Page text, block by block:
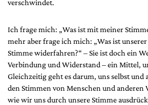
Redaktion
Autor:innen
Partner
Mediadaten
Suche
verschwindet.
Ich frage mich: „Was ist mit meiner
mehr aber frage ich mich: „Was ist
Stimme widerfahren?“ – Sie ist doch ein
Verbindung und Widerstand – ein Mittel,
Gleichzeitig geht es darum, uns selbst und
den Stimmen von Menschen und anderen
wie wir uns durch unsere Stimme